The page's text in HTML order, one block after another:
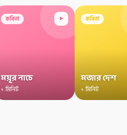
কবিতা ▸
ময়ূর নাচে
১ মিনিট
কবিতা
মজার দেশ
১ মিনিট